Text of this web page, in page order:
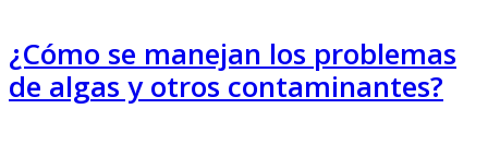
¿Cómo se manejan los problemas
de algas y otros contaminantes?